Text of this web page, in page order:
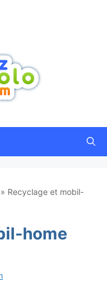
» Recyclage et mobil-
home